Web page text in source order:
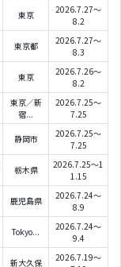
東京
2026.7.27～
8.2
東京都
2026.7.27～
8.3
東京
2026.7.26～
8.2
東京／新
宿...
2026.7.25～
7.25
静岡市
2026.7.25～
7.25
栃木県
2026.7.25～1
1.15
鹿児島県
2026.7.24～
8.9
Tokyo...
2026.7.24～
9.4
新大久保
2026.7.19～